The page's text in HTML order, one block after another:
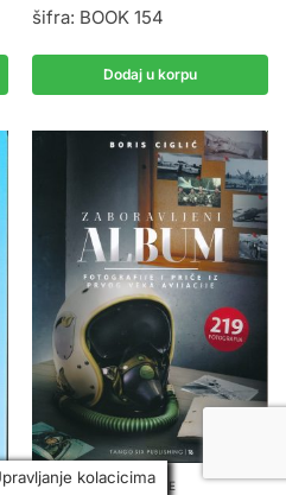
šifra: BOOK 154
Dodaj u korpu
KNJIGE, PUBLIKACIJE
kolacicima